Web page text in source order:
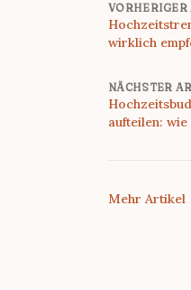
wirklich
NÄCHSTER
aufteilen:
Mehr Artikel